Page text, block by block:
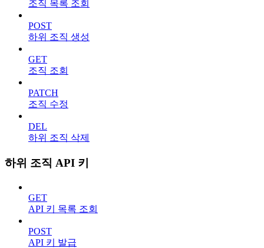
조직 목록 조회
POST
하위 조직 생성
GET
조직 조회
PATCH
조직 수정
DEL
하위 조직 삭제
하위 조직 API 키
GET
API 키 목록 조회
POST
API 키 발급